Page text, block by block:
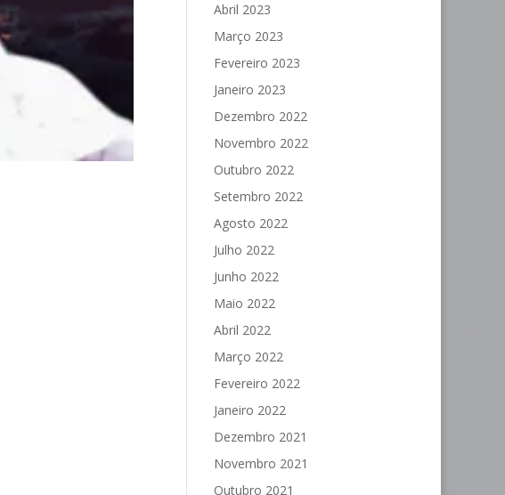
Abril 2023
Março 2023
Fevereiro 2023
Janeiro 2023
Dezembro 2022
Novembro 2022
Outubro 2022
Setembro 2022
Agosto 2022
Julho 2022
Junho 2022
Maio 2022
Abril 2022
Março 2022
Fevereiro 2022
Janeiro 2022
Dezembro 2021
Novembro 2021
Outubro 2021